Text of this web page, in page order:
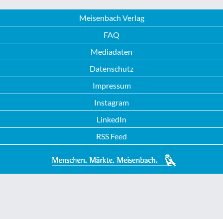
Meisenbach Verlag
FAQ
Mediadaten
Datenschutz
Impressum
Instagram
LinkedIn
RSS Feed